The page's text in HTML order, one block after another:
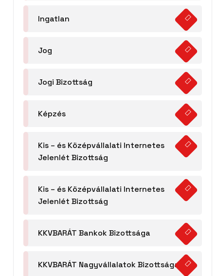
Ingatlan
Jog
Jogi Bizottság
Képzés
Kis – és Középvállalati Internetes
Jelenlét Bizottság
Kis – és Középvállalati Internetes
Jelenlét Bizottság
KKVBARÁT Bankok Bizottsága
KKVBARÁT Nagyvállalatok Bizottsága